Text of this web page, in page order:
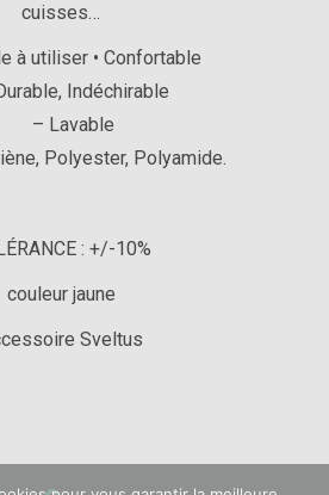
cuisses…
à utiliser • Confortable
Indéchirable
– Lavable
Polyester, Polyamide.
: +/-10%
couleur jaune
Sveltus